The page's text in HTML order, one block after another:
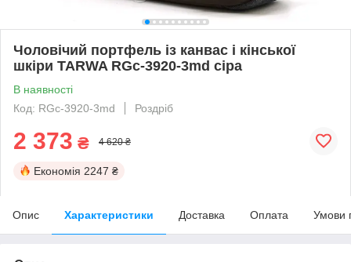
Чоловічий портфель із канвас і кінської
шкіри TARWA RGc-3920-3md сіра
В наявності
Код: RGc-3920-3md
Роздріб
2 373 ₴ 4 620 ₴
Економія 2247 ₴
Опис Характеристики Доставка Оплата Умови